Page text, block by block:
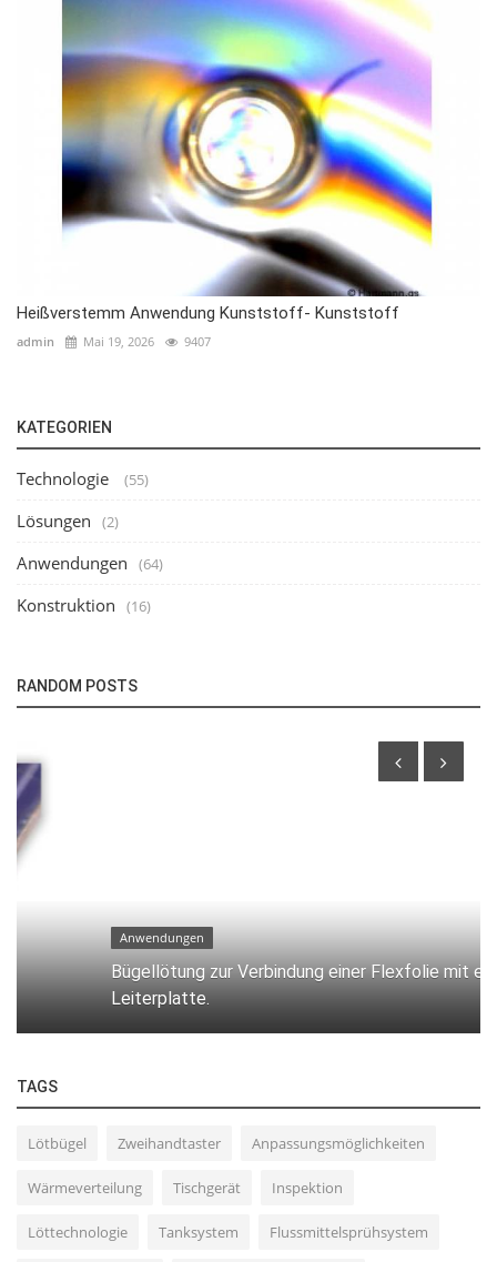
Heißverstemm Anwendung Kunststoff- Kunststoff
admin Mai 19, 2026 9407
KATEGORIEN
Technologie (55)
Lösungen (2)
Anwendungen (64)
Konstruktion (16)
RANDOM POSTS
Anwendungen
Bügellötung zur Verbindung einer Flexfolie mit einer
Leiterplatte.
TAGS
Lötbügel Zweihandtaster Anpassungsmöglichkeiten
Wärmeverteilung Tischgerät Inspektion
Löttechnologie Tanksystem Flussmittelsprühsystem